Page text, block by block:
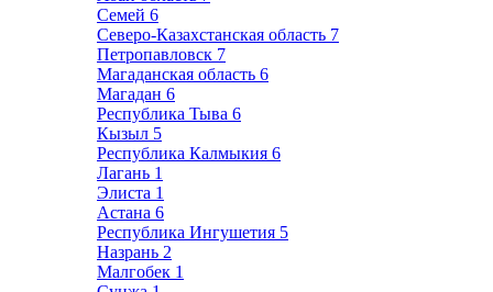
Семей 6
Северо-Казахстанская область 7
Петропавловск 7
Магаданская область 6
Магадан 6
Республика Тыва 6
Кызыл 5
Республика Калмыкия 6
Лагань 1
Элиста 1
Астана 6
Республика Ингушетия 5
Назрань 2
Малгобек 1